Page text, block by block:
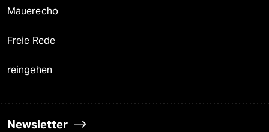
Mauerecho
Freie Rede
reingehen
Newsletter